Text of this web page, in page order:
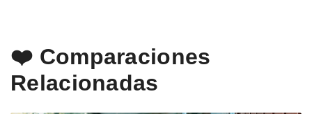
❤️ Comparaciones
Relacionadas